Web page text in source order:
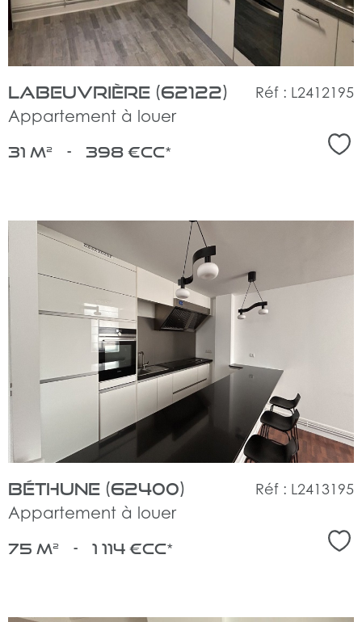
Labeuvrière (62122)
Appartement à louer
Réf : L2412195
31 m² - 398 €CC*
voir
le
bien
Béthune (62400)
Appartement à louer
Réf : L2413195
75 m² - 1 114 €CC*